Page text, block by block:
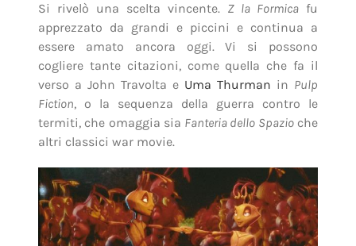
Si rivelò una scelta vincente. Z la Formica fu
apprezzato da grandi e piccini e continua a
essere amato ancora oggi. Vi si possono
cogliere tante citazioni, come quella che fa il
verso a John Travolta e Uma Thurman in Pulp
Fiction, o la sequenza della guerra contro le
termiti, che omaggia sia Fanteria dello Spazioche
altri classici war movie.